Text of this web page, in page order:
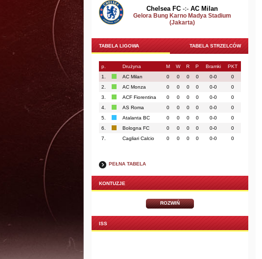
Chelsea FC -:- AC Milan
Gelora Bung Karno Madya Stadium
(Jakarta)
TABELA LIGOWA TABELA STRZELCÓW
p. Drużyna M W R P Bramki
PKT
1.
AC Milan 0 0 0 0 0-0
0
2.
AC Monza 0 0 0 0 0-0
0
3.
ACF Fiorentina 0 0 0 0 0-0
0
4.
AS Roma 0 0 0 0 0-0
0
5.
Atalanta BC 0 0 0 0 0-0
0
6.
Bologna FC 0 0 0 0 0-0
0
7.
Cagliari Calcio 0 0 0 0 0-0 0
PEŁNA TABELA
KONTUZJE
ROZWIŃ
ISS